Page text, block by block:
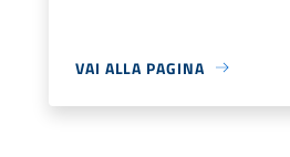
VAI ALLA PAGINA